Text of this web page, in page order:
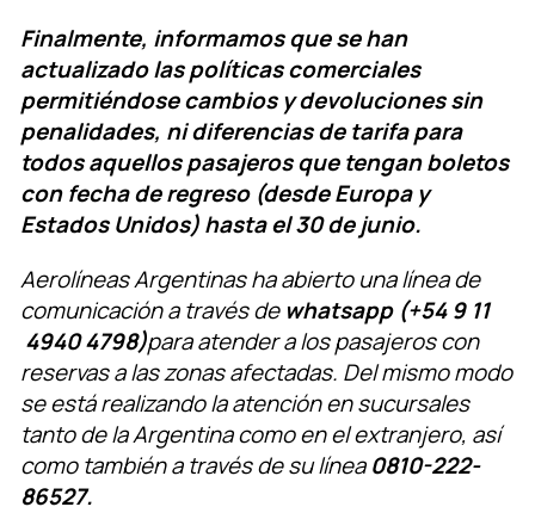
Finalmente, informamos que se han
actualizado las políticas comerciales
permitiéndose cambios y devoluciones sin
penalidades, ni diferencias de tarifa para
todos aquellos pasajeros que tengan boletos
con fecha de regreso (desde Europa y
Estados Unidos) hasta el 30 de junio.
Aerolíneas Argentinas ha abierto una línea de
comunicación a través de whatsapp (+54 9 11
4940 4798)para atender a los pasajeros con
reservas a las zonas afectadas. Del mismo modo
se está realizando la atención en sucursales
tanto de la Argentina como en el extranjero, así
como también a través de su línea0810-222-
86527.